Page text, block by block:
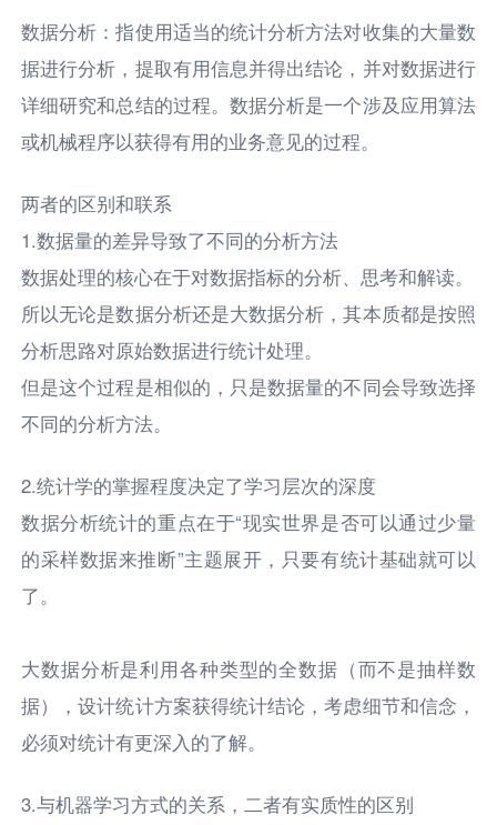
数据分析：指使用适当的统计分析方法对收集的大量数
据进行分析，提取有用信息并得出结论，并对数据进行
详细研究和总结的过程。数据分析是一个涉及应用算法
或机械程序以获得有用的业务意见的过程。
两者的区别和联系
1.数据量的差异导致了不同的分析方法
数据处理的核心在于对数据指标的分析、思考和解读。
所以无论是数据分析还是大数据分析，其本质都是按照
分析思路对原始数据进行统计处理。
但是这个过程是相似的，只是数据量的不同会导致选择
不同的分析方法。
2.统计学的掌握程度决定了学习层次的深度
数据分析统计的重点在于“现实世界是否可以通过少量
的采样数据来推断”主题展开，只要有统计基础就可以
了。
大数据分析是利用各种类型的全数据（而不是抽样数
据），设计统计方案获得统计结论，考虑细节和信念，
必须对统计有更深入的了解。
3.与机器学习方式的关系，二者有实质性的区别